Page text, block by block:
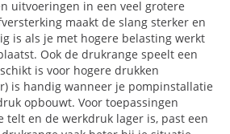
uitvoeringen in een veel grotere
maakt de slang sterker en
is als je met hogere belasting werkt
Ook de drukrange speelt een
is voor hogere drukken
is handig wanneer je pompinstallatie
opbouwt. Voor toepassingen
telt en de werkdruk lager is, past een